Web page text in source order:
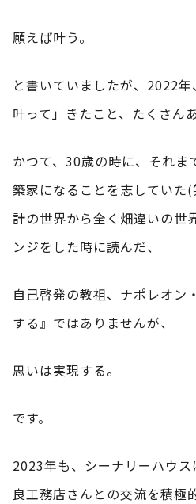
願えば叶う。
と書いていましたが、2022
叶って」きたこと、たくさん
かつて、30歳の時に、それま
築家になることを志していた
計の世界から全く畑違いの世
ンジをした時に読んだ、
自己啓発の教祖、ナポレオン
する』ではありませんが、
思いは実現する。
です。
2023年も、シーナリーハウ
良工務店さんとの交流を積極